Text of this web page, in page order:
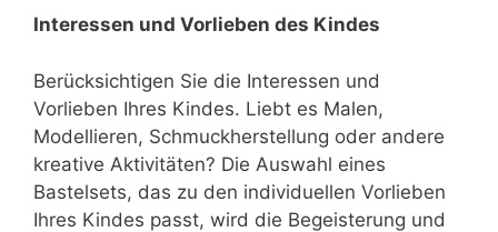
Interessen und Vorlieben des Kindes
Berücksichtigen Sie die Interessen und
Vorlieben Ihres Kindes. Liebt es Malen,
Modellieren, Schmuckherstellung oder andere
kreative Aktivitäten? Die Auswahl eines
Bastelsets, das zu den individuellen Vorlieben
Ihres Kindes passt, wird die Begeisterung und